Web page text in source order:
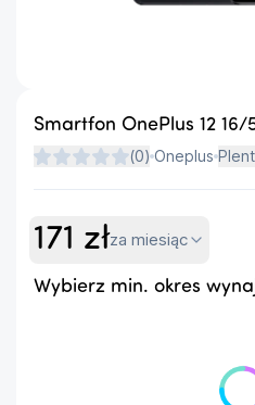
Smartfon OnePlus 12 16/
(0) Oneplus
171 złza miesiąc
Wybierz min. okres